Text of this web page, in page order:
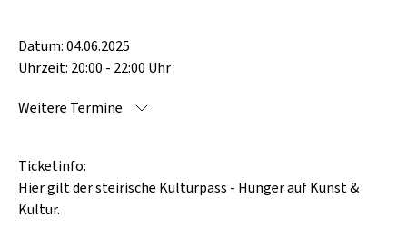
Datum: 04.06.2025
Uhrzeit: 20:00 - 22:00 Uhr
Weitere Termine
Ticketinfo:
Hier gilt der steirische Kulturpass - Hunger auf Kunst &
Kultur.